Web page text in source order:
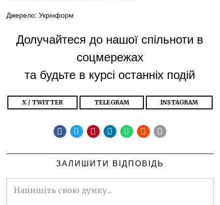
Джерело: Укрінформ
Долучайтеся до нашої спільноти в
соцмережах
та будьте в курсі останніх подій
X / TWITTER TELEGRAM INSTAGRAM
ЗАЛИШИТИ ВІДПОВІДЬ